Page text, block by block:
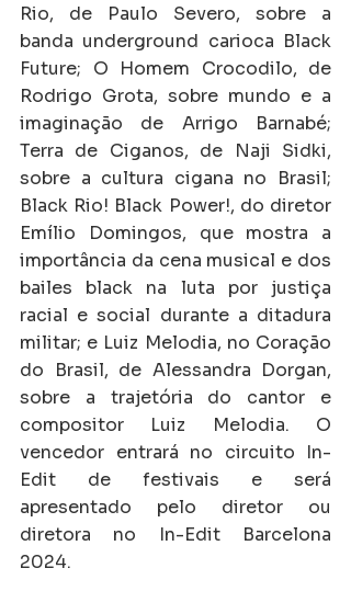
Rio, de Paulo Severo, sobre a
banda underground carioca Black
Future; O Homem Crocodilo, de
Rodrigo Grota, sobre mundo e a
imaginação de Arrigo Barnabé;
Terra de Ciganos, de Naji Sidki,
sobre a cultura cigana no Brasil;
Black Rio! Black Power!, do diretor
Emílio Domingos, que mostra a
importância da cena musical e dos
bailes black na luta por justiça
racial e social durante a ditadura
militar; e Luiz Melodia, no Coração
do Brasil, de Alessandra Dorgan,
sobre a trajetória do cantor e
compositor Luiz Melodia. O
vencedor entrará no circuito In-
Edit de festivais e será
apresentado pelo diretor ou
diretora no In-Edit Barcelona
2024.